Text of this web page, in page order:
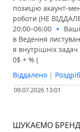
позицію акаунт-
роботи (НЕ
20:00–06:00 🔹
в Ведення
я внутрішніх
0$ + % (
Віддалено |
09.07.2026 13:01
ШУКАЄМО